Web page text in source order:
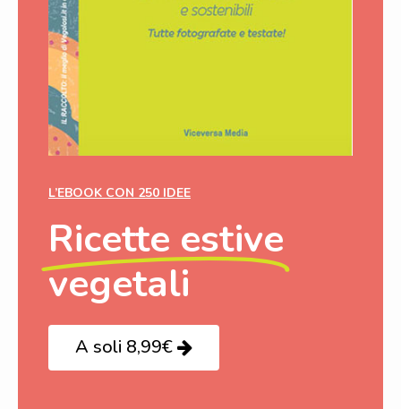
L’EBOOK CON 250 IDEE
Ricette estive
vegetali
A soli 8,99€